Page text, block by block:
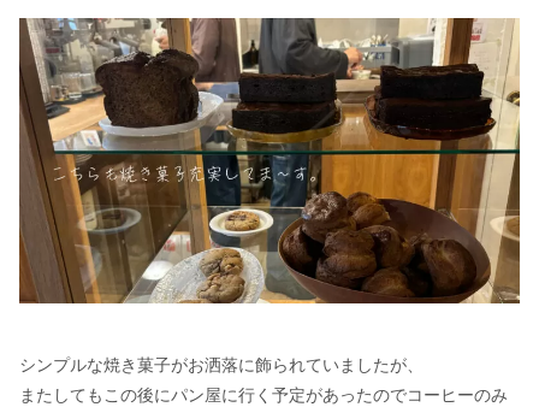
シンプルな焼き菓子がお洒落に飾られていましたが、
またしてもこの後にパン屋に行く予定があったのでコーヒーのみ